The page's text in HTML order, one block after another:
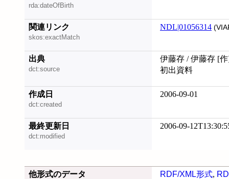
rda:dateOfBirth
関連リンク
skos:exactMatch
NDL|01056314
出典
dct:source
伊藤存 / 伊藤存 [
初出資料
作成日
dct:created
2006-09-01
最終更新日
dct:modified
2006-09-
他形式のデータ RDF/XML形式,